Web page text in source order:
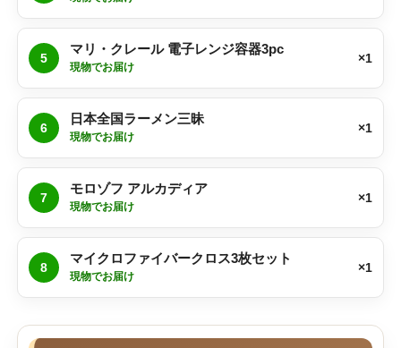
5
マリ・クレール 電子レンジ容器3pc
現物でお届け
×1
6
日本全国ラーメン三昧
現物でお届け
×1
7
モロゾフ アルカディア
現物でお届け
×1
8
マイクロファイバークロス3枚セット
現物でお届け
×1